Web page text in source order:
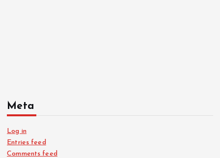
Meta
Log in
Entries feed
Comments feed